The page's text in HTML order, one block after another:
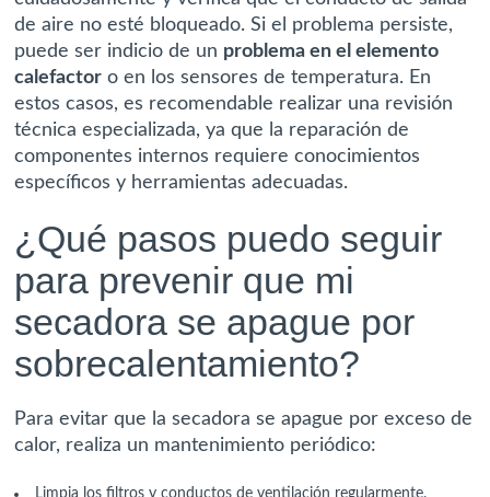
de aire no esté bloqueado. Si el problema persiste,
puede ser indicio de un problema en el elemento
calefactor o en los sensores de temperatura. En
estos casos, es recomendable realizar una revisión
técnica especializada, ya que la reparación de
componentes internos requiere conocimientos
específicos y herramientas adecuadas.
¿Qué pasos puedo seguir
para prevenir que mi
secadora se apague por
sobrecalentamiento?
Para evitar que la secadora se apague por exceso de
calor, realiza un mantenimiento periódico:
Limpia los filtros y conductos de ventilación regularmente.